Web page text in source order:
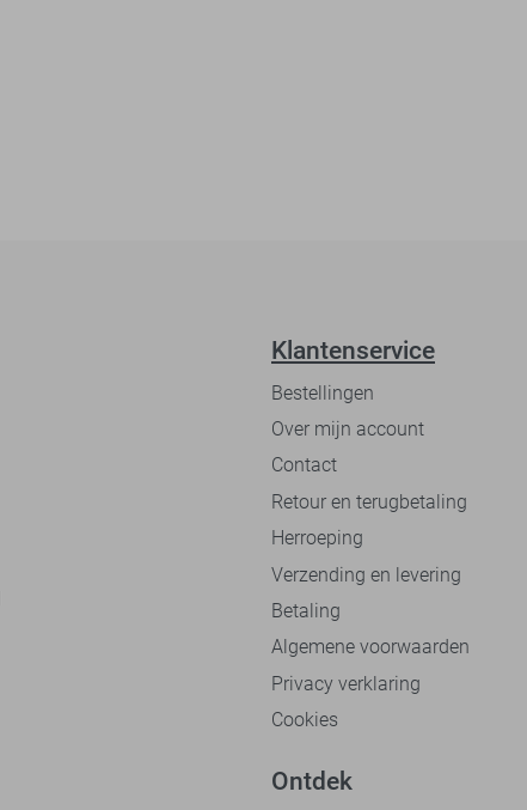
Klantenservice
Bestellingen
Over mijn account
Contact
Retour en terugbetaling
Herroeping
Verzending en levering
Betaling
Algemene voorwaarden
Privacy verklaring
Cookies
Ontdek